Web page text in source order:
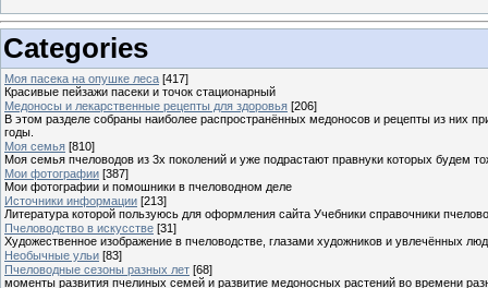
Categories
Моя пасека на опушке леса [417]
Красивые пейзажи пасеки и точок стационарный
Медоносы и лекарственные рецепты для здоровья [206]
В этом разделе собраны наиболее распространённых медоносов и рецепты из них
годы.
Моя семья [810]
Моя семья пчеловодов из 3х поколений и уже подрастают правнуки которых будем
Мои фотографии [387]
Мои фотографии и помошники в пчеловодном деле
Источники информации [213]
Литература которой пользуюсь для оформления сайта Учебники справочники
Пчеловодство в искусстве [31]
Художественное изображение в пчеловодстве, глазами художников и увлечённых
Необычные ульи [83]
Пчеловодные сезоны разных лет [68]
моменты развития пчелиных семей и развитие медоносных растений во времени